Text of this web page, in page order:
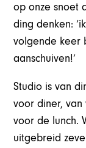
op onze snoet
ding denken:
volgende keer
aanschuiven!’
Studio is van
voor diner,
voor de lunch.
uitgebreid